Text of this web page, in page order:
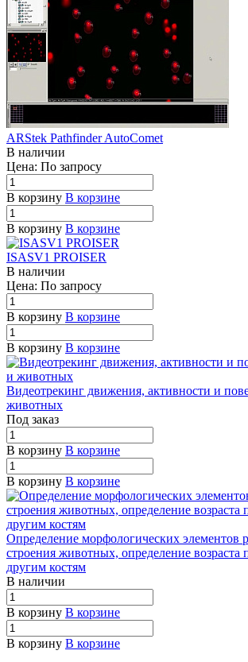
ARStek Pathfinder AutoComet
В наличии
Цена: По запросу
В корзину В корзине
В корзину В корзине
ISASV1 PROISER
В наличии
Цена: По запросу
В корзину В корзине
В корзину В корзине
Видеотрекинг движения, активности и
животных
Под заказ
В корзину В корзине
В корзину В корзине
Определение морфологических элементов
строения животных, определение возраста
другим костям
В наличии
В корзину В корзине
В корзину В корзине